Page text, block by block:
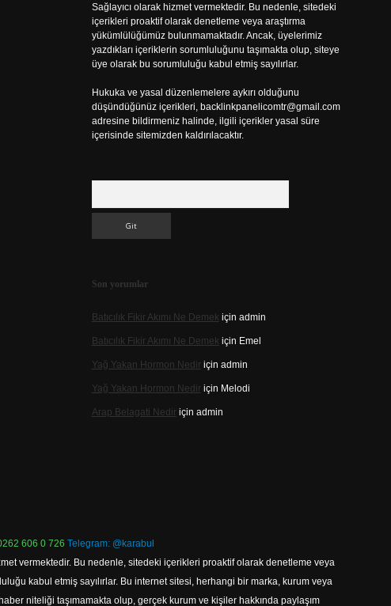
Sağlayıcı olarak hizmet vermektedir. Bu nedenle, sitedeki
içerikleri proaktif olarak denetleme veya araştırma
yükümlülüğümüz bulunmamaktadır. Ancak, üyelerimiz
yazdıkları içeriklerin sorumluluğunu taşımakta olup, siteye
üye olarak bu sorumluluğu kabul etmiş sayılırlar.
Hukuka ve yasal düzenlemelere aykırı olduğunu
düşündüğünüz içerikleri, backlinkpanelicomtr@gmail.com
adresine bildirmeniz halinde, ilgili içerikler yasal süre
içerisinde sitemizden kaldırılacaktır.
Son yorumlar
Batıcılık Fikir Akımı Ne Demek için admin
Batıcılık Fikir Akımı Ne Demek için Emel
Yağ Yakan Hormon Nediriçin admin
Yağ Yakan Hormon Nediriçin Melodi
Arap Belagati Nediriçin admin
606 0 726 Telegram: @karabul
vermektedir. Bu nedenle, sitedeki içerikleri proaktif olarak denetleme veya
kabul etmiş sayılırlar. Bu internet sitesi, herhangi bir marka, kurum veya
niteliği taşımamakta olup, gerçek kurum ve kişiler hakkında paylaşım